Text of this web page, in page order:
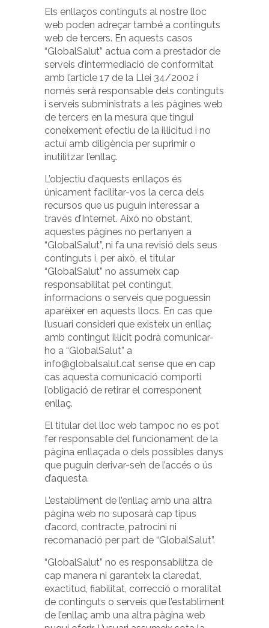
Els enllaços continguts al nostre lloc
web poden adreçar també a continguts
web de tercers. En aquests casos
“GlobalSalut” actua com a prestador de
serveis d’intermediació de conformitat
amb l’article 17 de la Llei 34/2002 i
només serà responsable dels continguts
i serveis subministrats a les pàgines web
de tercers en la mesura que tingui
coneixement efectiu de la il·licitud i no
actuï amb diligència per suprimir o
inutilitzar l’enllaç.
L’objectiu d’aquests enllaços és
únicament facilitar-vos la cerca dels
recursos que us puguin interessar a
través d’Internet. Això no obstant,
aquestes pàgines no pertanyen a
“GlobalSalut”, ni fa una revisió dels seus
continguts i, per això, el titular
“GlobalSalut” no assumeix cap
responsabilitat pel contingut,
informacions o serveis que poguessin
aparèixer en aquests llocs. En cas que
l’usuari consideri que existeix un enllaç
amb contingut il·lícit podrà comunicar-
ho a “GlobalSalut” a
info@globalsalut.cat sense que en cap
cas aquesta comunicació comporti
l’obligació de retirar el corresponent
enllaç.
El titular del lloc web tampoc no es pot
fer responsable del funcionament de la
pàgina enllaçada o dels possibles danys
que puguin derivar-se’n de l’accés o ús
d’aquesta.
L’establiment de l’enllaç amb una altra
pàgina web no suposarà cap tipus
d’acord, contracte, patrocini ni
recomanació per part de “GlobalSalut”.
“GlobalSalut” no es responsabilitza de
cap manera ni garanteix la claredat,
exactitud, fiabilitat, correcció o moralitat
de continguts o serveis que l’establiment
de l’enllaç amb una altra pàgina web